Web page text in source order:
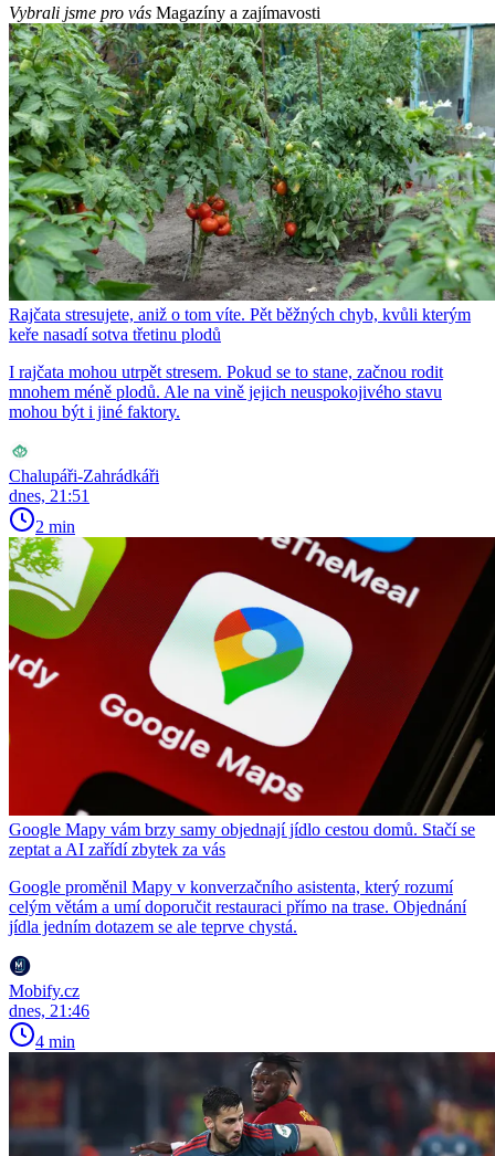
Vybrali jsme pro vás Magazíny a zajímavosti
Rajčata stresujete, aniž o tom víte. Pět běžných chyb, kvůli kterým
keře nasadí sotva třetinu plodů
I rajčata mohou utrpět stresem. Pokud se to stane, začnou rodit
mnohem méně plodů. Ale na vině jejich neuspokojivého stavu
mohou být i jiné faktory.
Chalupáři-Zahrádkáři
dnes, 21:51
2 min
Google Mapy vám brzy samy objednají jídlo cestou domů. Stačí se
zeptat a AI zařídí zbytek za vás
Google proměnil Mapy v konverzačního asistenta, který rozumí
celým větám a umí doporučit restauraci přímo na trase. Objednání
jídla jedním dotazem se ale teprve chystá.
Mobify.cz
dnes, 21:46
4 min